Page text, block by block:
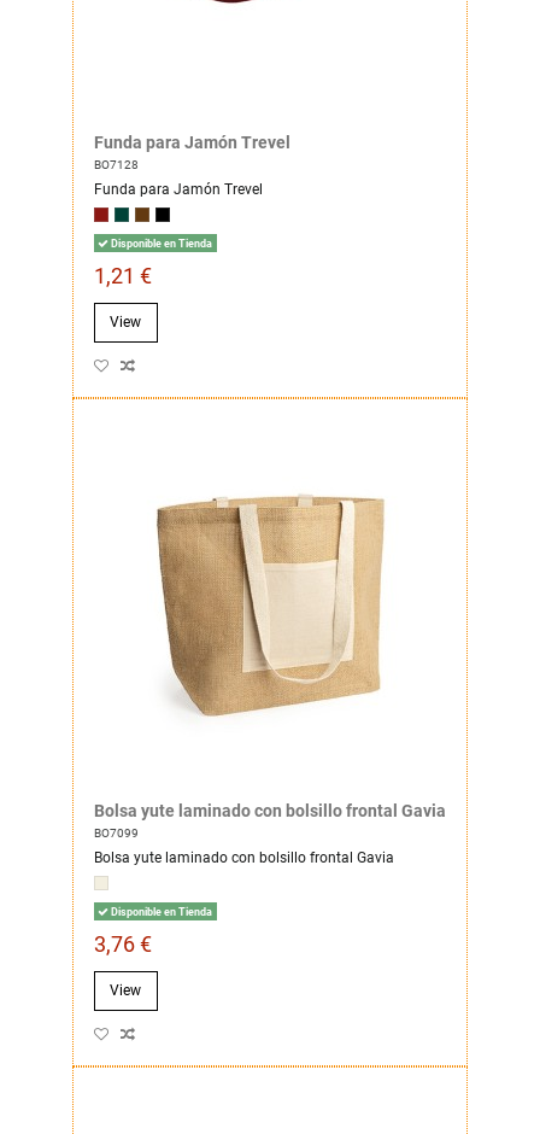
Funda para Jamón Trevel
BO7128
Funda para Jamón Trevel
Disponible en Tienda
1,21 €
View
Bolsa yute laminado con bolsillo frontal Gavia
BO7099
Bolsa yute laminado con bolsillo frontal Gavia
Disponible en Tienda
3,76 €
View